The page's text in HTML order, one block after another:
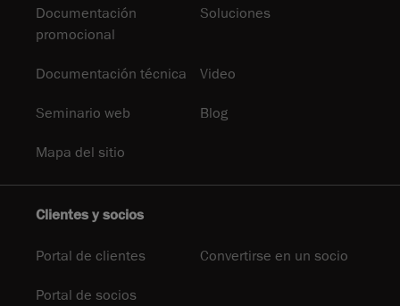
Documentación
promocional
Soluciones
Documentación técnica Video
Seminario web Blog
Mapa del sitio
Clientes y socios
Portal de clientes Convertirse en un socio
Portal de socios